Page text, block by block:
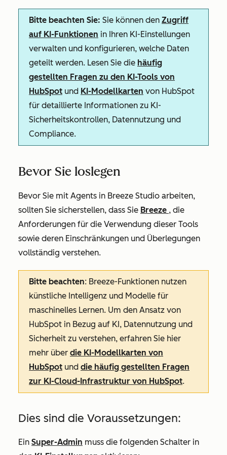
Bitte beachten Sie: Sie können den Zugriff
auf KI-Funktionen in Ihren KI-Einstellungen
verwalten und konfigurieren, welche Daten
geteilt werden. Lesen Sie die häufig
gestellten Fragen zu den KI-Tools von
HubSpot und KI-Modellkarten von HubSpot
für detaillierte Informationen zu KI-
Sicherheitskontrollen, Datennutzung und
Compliance.
Bevor Sie loslegen
Bevor Sie mit Agents in Breeze Studio arbeiten,
sollten Sie sicherstellen, dass Sie Breeze , die
Anforderungen für die Verwendung dieser Tools
sowie deren Einschränkungen und Überlegungen
vollständig verstehen.
Bitte beachten: Breeze-Funktionen nutzen
künstliche Intelligenz und Modelle für
maschinelles Lernen. Um den Ansatz von
HubSpot in Bezug auf KI, Datennutzung und
Sicherheit zu verstehen, erfahren Sie hier
mehr über die KI-Modellkarten von
HubSpot und die häufig gestellten Fragen
zur KI-Cloud-Infrastruktur von HubSpot.
Dies sind die Voraussetzungen:
Ein Super-Admin muss die folgenden Schalter in